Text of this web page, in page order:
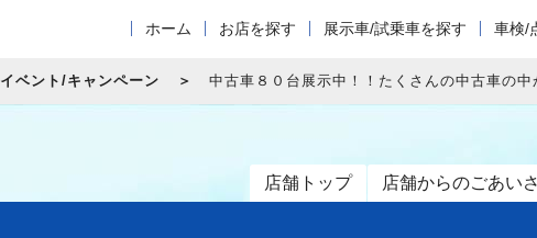
ホーム お店を探す 展示車/試乗車を探す 車検/
イベント/キャンペーン 中古車８０台展示中！！たくさんの中古車の中
店舗トップ 店舗からのごあい